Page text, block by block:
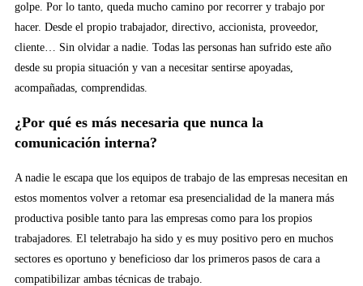
golpe. Por lo tanto, queda mucho camino por recorrer y trabajo por
hacer. Desde el propio trabajador, directivo, accionista, proveedor,
cliente… Sin olvidar a nadie. Todas las personas han sufrido este año
desde su propia situación y van a necesitar sentirse apoyadas,
acompañadas, comprendidas.
¿Por qué es más necesaria que nunca la
comunicación interna?
A nadie le escapa que los equipos de trabajo de las empresas necesitan en
estos momentos volver a retomar esa presencialidad de la manera más
productiva posible tanto para las empresas como para los propios
trabajadores. El teletrabajo ha sido y es muy positivo pero en muchos
sectores es oportuno y beneficioso dar los primeros pasos de cara a
compatibilizar ambas técnicas de trabajo.